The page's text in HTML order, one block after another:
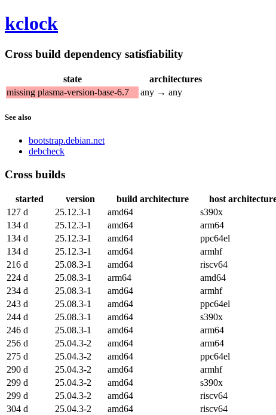
kclock
Cross build dependency satisfiability
state
architectures
missing plasma-version-base-6.7
any → any
See also
bootstrap.debian.net
debcheck
Cross builds
started version build architecture host
127 d
25.12.3-1 amd64 s390x
134 d
25.12.3-1 amd64 arm64
134 d
25.12.3-1 amd64 ppc64el
134 d
25.12.3-1 amd64 armhf
216 d
25.08.3-1 amd64 riscv64
224 d
25.08.3-1 arm64 amd64
234 d
25.08.3-1 amd64 armhf
243 d
25.08.3-1 amd64 ppc64el
244 d
25.08.3-1 amd64 s390x
246 d
25.08.3-1 amd64 arm64
256 d
25.04.3-2 amd64 arm64
275 d
25.04.3-2 amd64 ppc64el
290 d
25.04.3-2 amd64 armhf
299 d
25.04.3-2 amd64 s390x
299 d
25.04.3-2 amd64 riscv64
304 d
25.04.3-2 amd64 riscv64